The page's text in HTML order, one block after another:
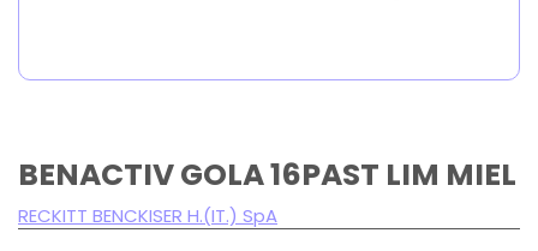
BENACTIV GOLA 16PAST LIM MIEL
RECKITT BENCKISER H.(IT.) SpA